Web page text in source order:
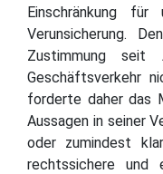
Einschränkung
Verunsicherung.
Zustimmung seit
Geschäftsverkehr
forderte daher das
Aussagen in seiner
oder zumindest
rechtssichere und